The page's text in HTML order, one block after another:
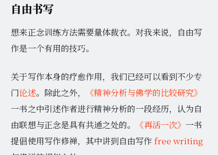
自由书写
想来正念训练方法需要量体裁衣。对我来说，自由写
作是一个有用的技巧。
关于写作本身的疗愈作用，我们已经可以看到不少专
门论述。除此之外，
《精神分析与佛学的比较研究》
一书之中引述作者进行精神分析的一段经历，认为自
由联想与正念是具有共通之处的。
《再活一次》 一书
提倡使用写作修禅，其中讲到自由写作 free writing